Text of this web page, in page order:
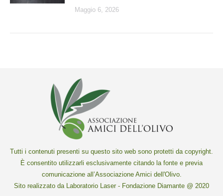
Maggio 6, 2026
Tutti i contenuti presenti su questo sito web sono protetti da copyright.
È consentito utilizzarli esclusivamente citando la fonte e previa
comunicazione all’Associazione Amici dell'Olivo.
Sito realizzato da Laboratorio Laser - Fondazione Diamante @ 2020